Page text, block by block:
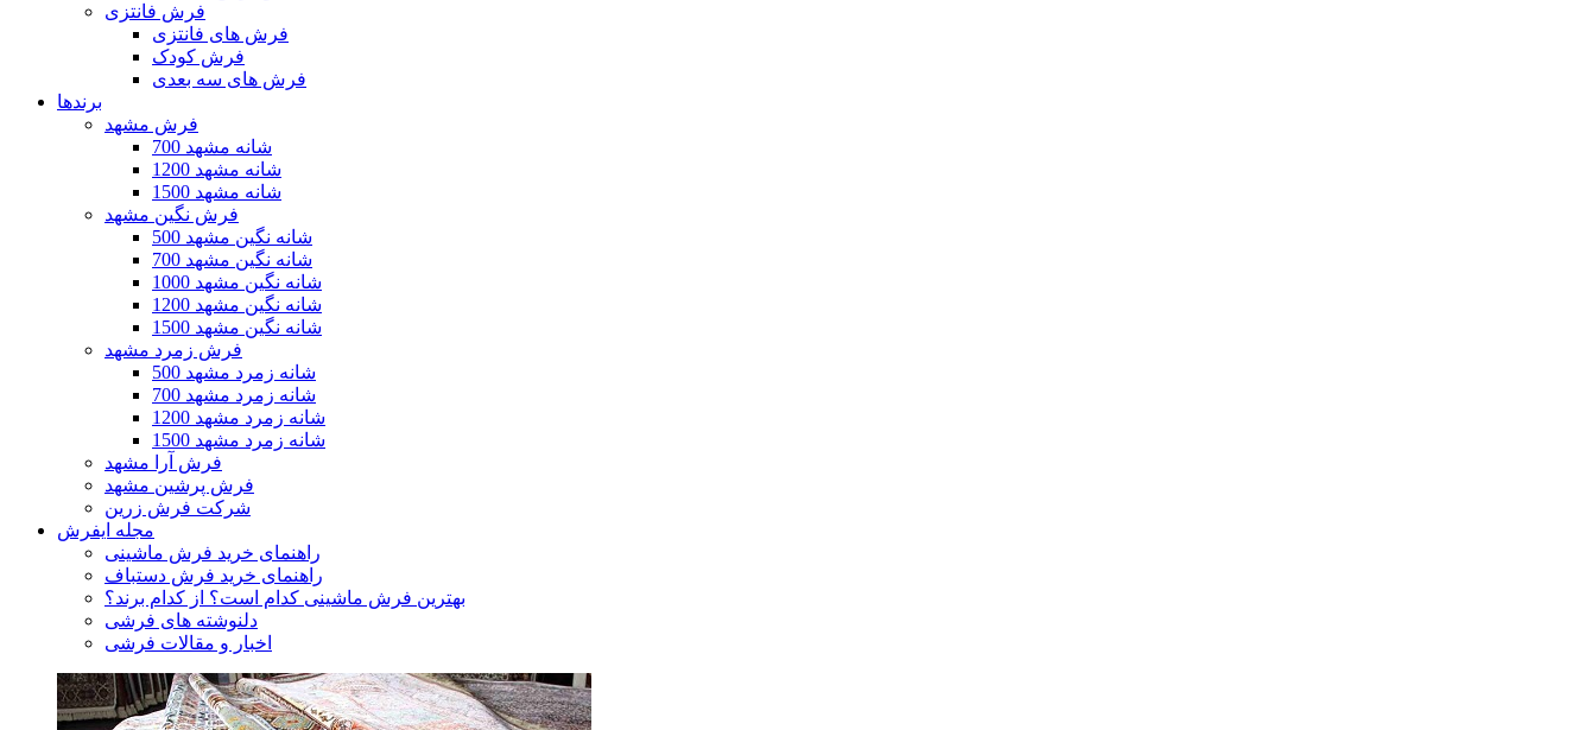
فرش فانتزی
فرش های فانتزی
فرش کودک
فرش های سه بعدی
برندها
فرش مشهد
700 شانه مشهد
1200 شانه مشهد
1500 شانه مشهد
فرش نگین مشهد
500 شانه نگین مشهد
700 شانه نگین مشهد
1000 شانه نگین مشهد
1200 شانه نگین مشهد
1500 شانه نگین مشهد
فرش زمرد مشهد
500 شانه زمرد مشهد
700 شانه زمرد مشهد
1200 شانه زمرد مشهد
1500 شانه زمرد مشهد
فرش آرا مشهد
فرش پرشین مشهد
شرکت فرش زرین
مجله ایفرش
راهنمای خرید فرش ماشینی
راهنمای خرید فرش دستباف
بهترین فرش ماشینی کدام است؟ از کدام برند؟
دلنوشته های فرشی
اخبار و مقالات فرشی